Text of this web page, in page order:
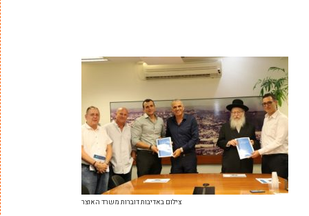
צילום באדיבות דוברות משרד האוצר